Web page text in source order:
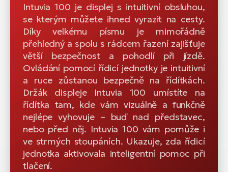
Intuvia 100 je displej s intuitivní obsluhou,
se kterým můžete ihned vyrazit na cesty.
Díky velkému písmu je mimořádně
přehledný a spolu s rádcem řazení zajišťuje
větší bezpečnost a pohodlí při jízdě.
Ovládání pomocí řídicí jednotky je intuitivní
a ruce zůstanou bezpečně na řídítkách.
Držák displeje Intuvia 100 umístíte na
řídítka tam, kde vám vizuálně a funkčně
nejlépe vyhovuje – buď nad představec,
nebo před něj. Intuvia 100 vám pomůže i
ve strmých stoupáních. Ukazuje, zda řídicí
jednotka aktivovala inteligentní pomoc při
tlačení.